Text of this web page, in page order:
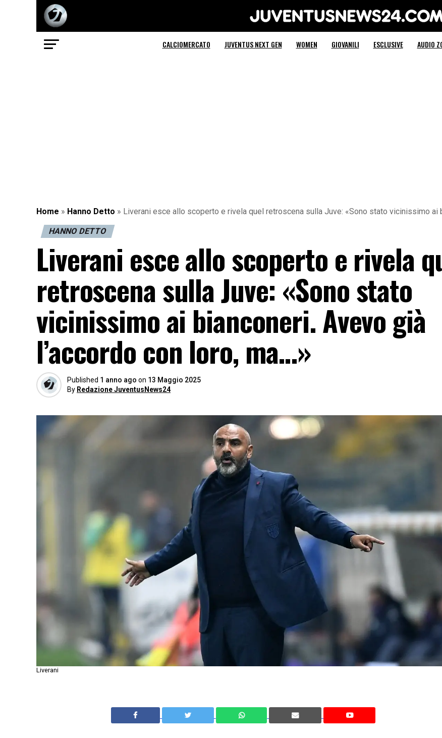
Juventus News 24
CALCIOMERCATO JUVENTUS NEXT GEN WOMEN GIOVANILI ESCLUSIVE AUDIO
Home » Hanno Detto » Liverani esce allo scoperto e rivela quel retroscena sulla Juve: «Sono stato vicinissimo ai
HANNO DETTO
Liverani esce allo scoperto e rivela
retroscena sulla Juve: «Sono stato
vicinissimo ai bianconeri. Avevo già
l’accordo con loro, ma…»
Published 1 anno ago on 13 Maggio 2025
By Redazione JuventusNews24
Liverani